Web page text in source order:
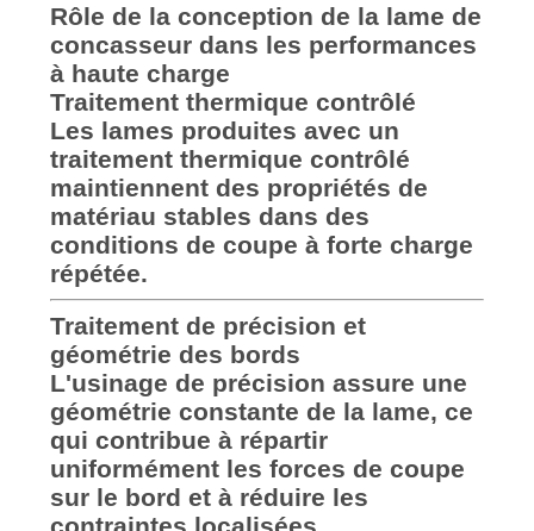
Rôle de la conception de la lame de
concasseur dans les performances
à haute charge
Traitement thermique contrôlé
Les lames produites avec un
traitement thermique contrôlé
maintiennent des propriétés de
matériau stables dans des
conditions de coupe à forte charge
répétée.
Traitement de précision et
géométrie des bords
L'usinage de précision assure une
géométrie constante de la lame, ce
qui contribue à répartir
uniformément les forces de coupe
sur le bord et à réduire les
contraintes localisées.